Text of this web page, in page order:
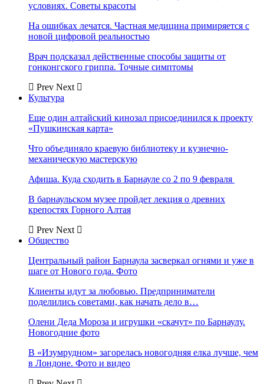
условиях. Советы красоты
На ошибках лечатся. Частная медицина примиряется с
новой цифровой реальностью
Врач подсказал действенные способы защиты от
гонконгского гриппа. Точные симптомы
Prev Next
Культура
Еще один алтайский кинозал присоединился к проекту
«Пушкинская карта»
Что объединяло краевую библиотеку и кузнечно-
механическую мастерскую
Афиша. Куда сходить в Барнауле со 2 по 9 февраля
В барнаульском музее пройдет лекция о древних
крепостях Горного Алтая
Prev Next
Общество
Центральный район Барнаула засверкал огнями и уже в
шаге от Нового года. Фото
Клиенты идут за любовью. Предприниматели
поделились советами, как начать дело в…
Олени Деда Мороза и игрушки «скачут» по Барнаулу.
Новогодние фото
В «Изумрудном» загорелась новогодняя елка лучше, чем
в Лондоне. Фото и видео